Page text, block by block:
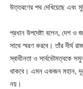
উত্তরণের পথ দেখিয়েছে এবং
প্রধান উপদেষ্টা বলেন, দেশ ও
সাথে স্মরণ করবে। তাঁর দীর্ঘ
স্বাধীনতা ও সার্বভৌমত্বকে
থাকবে। এমন একজন মহান,
নয়।